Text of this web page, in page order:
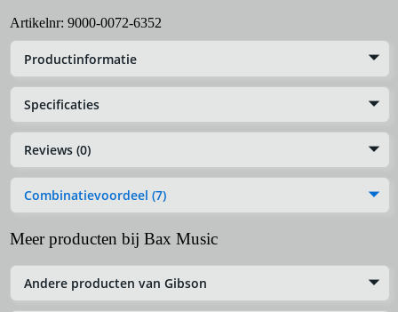
Artikelnr: 9000-0072-6352
Productinformatie
Specificaties
Reviews (0)
Combinatievoordeel (7)
Meer producten bij Bax Music
Andere producten van Gibson